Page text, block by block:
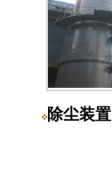
除尘装置